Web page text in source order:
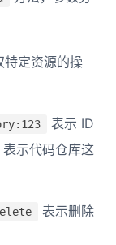
特定资源的操
表示 ID
表示代码仓库这
表示删除